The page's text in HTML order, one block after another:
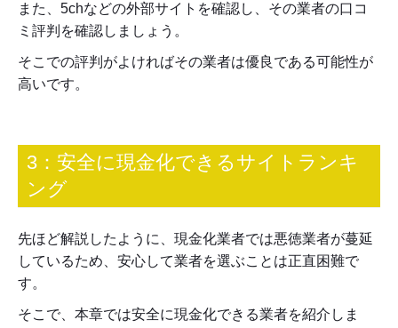
また、5chなどの外部サイトを確認し、その業者の口コ
ミ評判を確認しましょう。
そこでの評判がよければその業者は優良である可能性が
高いです。
3：安全に現金化できるサイトランキ
ング
先ほど解説したように、現金化業者では悪徳業者が蔓延
しているため、安心して業者を選ぶことは正直困難で
す。
そこで、本章では安全に現金化できる業者を紹介しま